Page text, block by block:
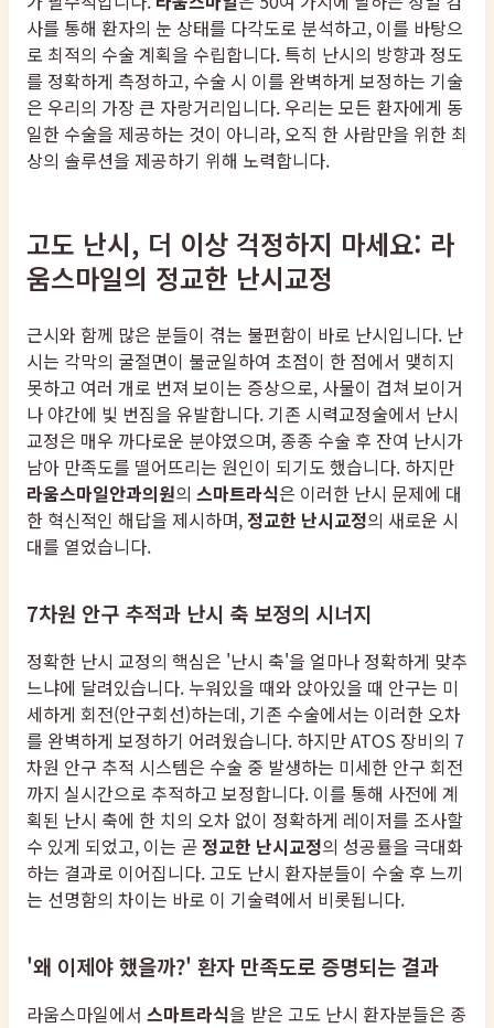
사를 통해 환자의 눈 상태를 다각도로 분석하고, 이를 바탕으
로 최적의 수술 계획을 수립합니다. 특히 난시의 방향과 정도
를 정확하게 측정하고, 수술 시 이를 완벽하게 보정하는 기술
은 우리의 가장 큰 자랑거리입니다. 우리는 모든 환자에게 동
일한 수술을 제공하는 것이 아니라, 오직 한 사람만을 위한 최
상의 솔루션을 제공하기 위해 노력합니다.
고도 난시, 더 이상 걱정하지 마세요: 라
움스마일의 정교한 난시교정
근시와 함께 많은 분들이 겪는 불편함이 바로 난시입니다. 난
시는 각막의 굴절면이 불균일하여 초점이 한 점에서 맺히지
못하고 여러 개로 번져 보이는 증상으로, 사물이 겹쳐 보이거
나 야간에 빛 번짐을 유발합니다. 기존 시력교정술에서 난시
교정은 매우 까다로운 분야였으며, 종종 수술 후 잔여 난시가
남아 만족도를 떨어뜨리는 원인이 되기도 했습니다. 하지만
라움스마일안과의원의 스마트라식은 이러한 난시 문제에 대
한 혁신적인 해답을 제시하며, 정교한 난시교정의 새로운 시
대를 열었습니다.
7차원 안구 추적과 난시 축 보정의 시너지
정확한 난시 교정의 핵심은 '난시 축'을 얼마나 정확하게 맞추
느냐에 달려있습니다. 누워있을 때와 앉아있을 때 안구는 미
세하게 회전(안구회선)하는데, 기존 수술에서는 이러한 오차
를 완벽하게 보정하기 어려웠습니다. 하지만 ATOS 장비의 7
차원 안구 추적 시스템은 수술 중 발생하는 미세한 안구 회전
까지 실시간으로 추적하고 보정합니다. 이를 통해 사전에 계
획된 난시 축에 한 치의 오차 없이 정확하게 레이저를 조사할
수 있게 되었고, 이는 곧 정교한 난시교정의 성공률을 극대화
하는 결과로 이어집니다. 고도 난시 환자분들이 수술 후 느끼
는 선명함의 차이는 바로 이 기술력에서 비롯됩니다.
'왜 이제야 했을까?' 환자 만족도로 증명되는 결과
라움스마일에서 스마트라식을 받은 고도 난시 환자분들은 종